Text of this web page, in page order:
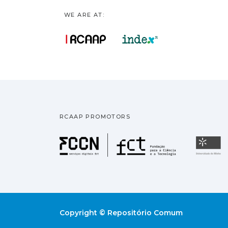
WE ARE AT:
RCAAP PROMOTORS
Fundação
Copyright © Repositório Comum